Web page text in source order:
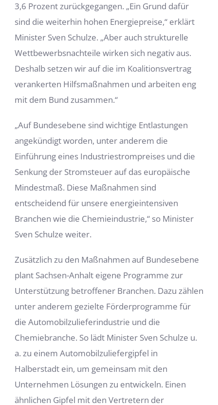
3,6 Prozent zurückgegangen. „Ein Grund dafür
sind die weiterhin hohen Energiepreise,“ erklärt
Minister Sven Schulze. „Aber auch strukturelle
Wettbewerbsnachteile wirken sich negativ aus.
Deshalb setzen wir auf die im Koalitionsvertrag
verankerten Hilfsmaßnahmen und arbeiten eng
mit dem Bund zusammen.“
„Auf Bundesebene sind wichtige Entlastungen
angekündigt worden, unter anderem die
Einführung eines Industriestrompreises und die
Senkung der Stromsteuer auf das europäische
Mindestmaß. Diese Maßnahmen sind
entscheidend für unsere energieintensiven
Branchen wie die Chemieindustrie,“ so Minister
Sven Schulze weiter.
Zusätzlich zu den Maßnahmen auf Bundesebene
plant Sachsen-Anhalt eigene Programme zur
Unterstützung betroffener Branchen. Dazu zählen
unter anderem gezielte Förderprogramme für
die Automobilzulieferindustrie und die
Chemiebranche. So lädt Minister Sven Schulze u.
a. zu einem Automobilzuliefergipfel in
Halberstadt ein, um gemeinsam mit den
Unternehmen Lösungen zu entwickeln. Einen
ähnlichen Gipfel mit den Vertretern der